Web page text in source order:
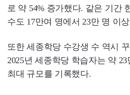
로 약 54% 증가했다. 같은 기간
수도 17만여 명에서 23만 명 이
또한 세종학당 수강생 수 역시
2025년 세종학당 학습자는 약 23
최대 규모를 기록했다.